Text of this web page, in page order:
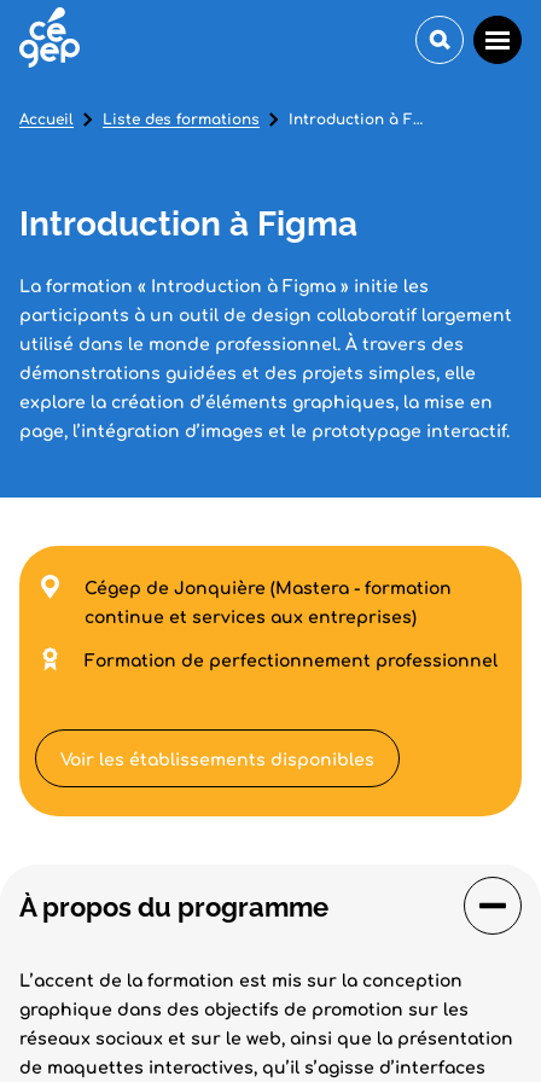
Introduction à Figma
La formation « Introduction à Figma » initie les
participants à un outil de design collaboratif largement
utilisé dans le monde professionnel. À travers des
démonstrations guidées et des projets simples, elle
explore la création d’éléments graphiques, la mise en
page, l’intégration d’images et le prototypage interactif.
Accueil Liste des formations Introduction à Figma
À propos du programme
L’accent de la formation est mis sur la conception
graphique dans des objectifs de promotion sur les
réseaux sociaux et sur le web, ainsi que la présentation
de maquettes interactives, qu’il s’agisse d’interfaces
Cégep de Jonquière (Mastera - formation
continue et services aux entreprises)
Formation de perfectionnement professionnel
Voir les établissements disponibles